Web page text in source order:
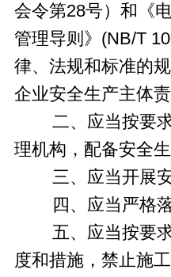
会令第28号）和《
管理导则》(NB/T
律、法规和标准的
企业安全生产主体责
二、应当按要求
理机构，配备安全生
三、应当开展安
四、应当严格落
五、应当按要求
度和措施，禁止施